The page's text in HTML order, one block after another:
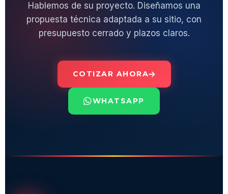
Hablemos de su proyecto. Diseñamos una
propuesta técnica adaptada a su sitio, con
presupuesto cerrado y plazos claros.
COTIZAR AHORA
WHATSAPP